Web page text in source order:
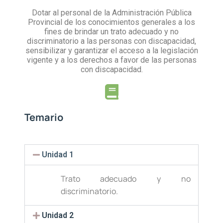
Dotar al personal de la Administración Pública
Provincial de los conocimientos generales a los
fines de brindar un trato adecuado y no
discriminatorio a las personas con discapacidad,
sensibilizar y garantizar el acceso a la legislación
vigente y a los derechos a favor de las personas
con discapacidad.
Temario
Unidad 1
Trato adecuado y no
discriminatorio.
Unidad 2